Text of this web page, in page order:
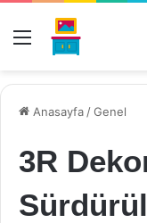
Menü
Anasayfa /Genel
3R